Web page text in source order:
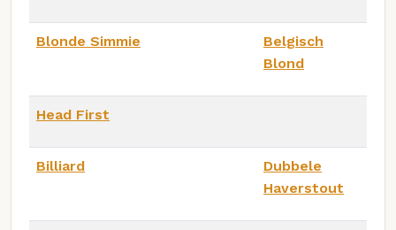
Blonde Simmie
Belgisch
Blond
Head First
Billiard
Dubbele
Haverstout